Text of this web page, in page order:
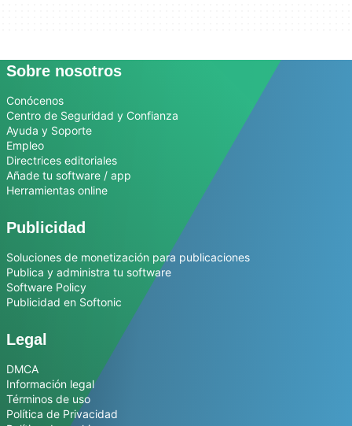
Sobre nosotros
Conócenos
Centro de Seguridad y Confianza
Ayuda y Soporte
Empleo
Directrices editoriales
Añade tu software / app
Herramientas online
Publicidad
Soluciones de monetización para publicaciones
Publica y administra tu software
Software Policy
Publicidad en Softonic
Legal
DMCA
Información legal
Términos de uso
Política de Privacidad